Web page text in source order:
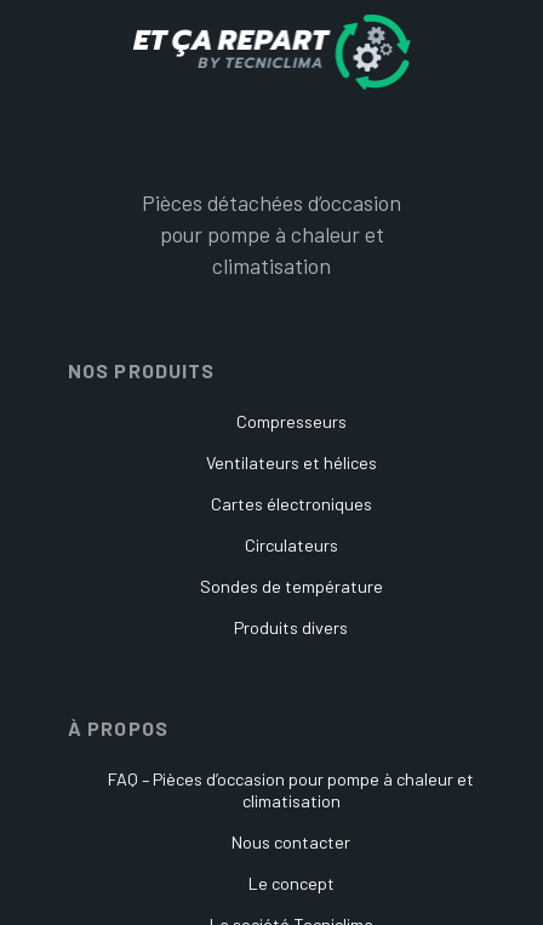
Pièces détachées d’occasion
pour pompe à chaleur et
climatisation
NOS PRODUITS
Compresseurs
Ventilateurs et hélices
Cartes électroniques
Circulateurs
Sondes de température
Produits divers
À PROPOS
FAQ – Pièces d’occasion pour pompe à chaleur et
climatisation
Nous contacter
Le concept